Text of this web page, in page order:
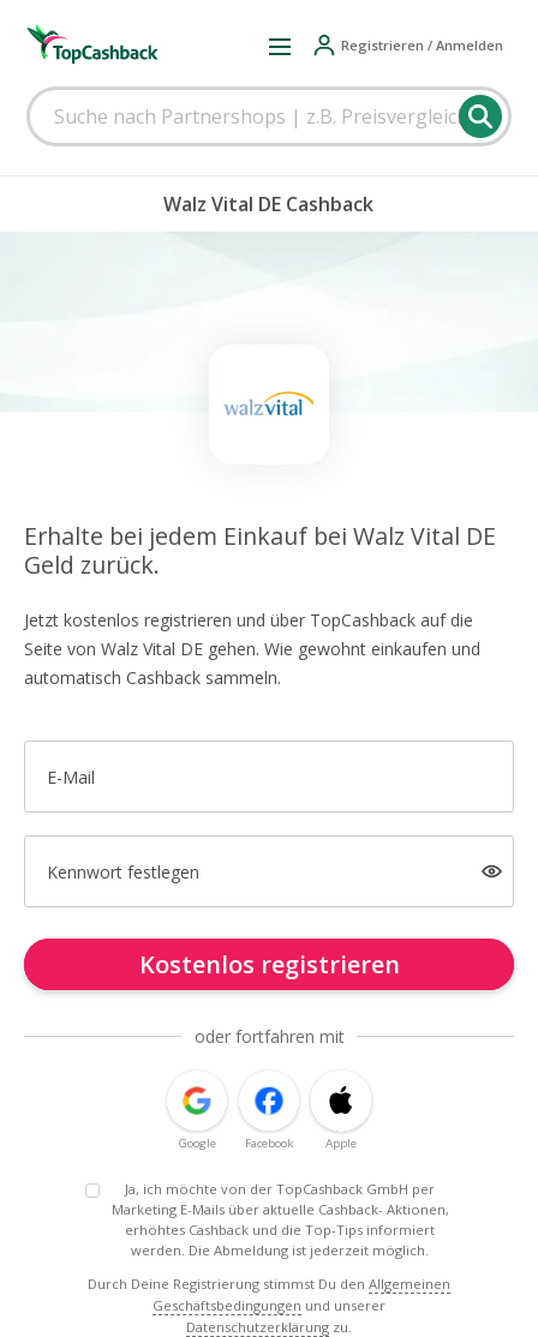
Registrieren / Anmelden
Walz Vital DE Cashback
Erhalte bei jedem Einkauf bei Walz Vital DE
Geld zurück.
Jetzt kostenlos registrieren und über TopCashback auf die
Seite von Walz Vital DE gehen. Wie gewohnt einkaufen und
automatisch Cashback sammeln.
E-Mail
Kennwort festlegen
Kostenlos registrieren
oder fortfahren mit
Google Facebook Apple
Ja, ich möchte von der TopCashback GmbH per
Marketing E-Mails über aktuelle Cashback- Aktionen,
erhöhtes Cashback und die Top-Tips informiert
werden. Die Abmeldung ist jederzeit möglich.
Durch Deine Registrierung stimmst Du den Allgemeinen
Geschäftsbedingungen und unserer
Datenschutzerklärung zu.